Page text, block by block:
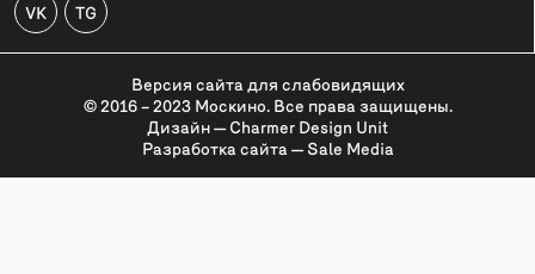
VK TG
Версия сайта для слабовидящих
© 2016 – 2023 Москино. Все права защищены.
Дизайн — Charmer Design Unit
Разработка сайта — Sale Media